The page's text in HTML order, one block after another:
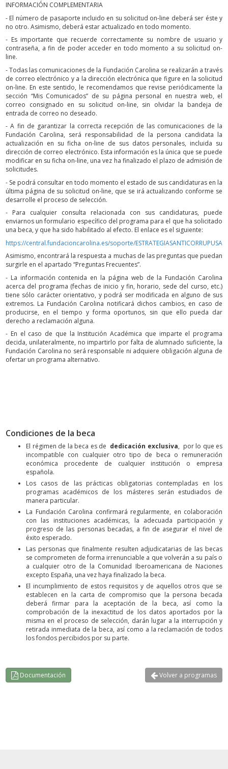
INFORMACIÓN COMPLEMENTARIA
- El número de pasaporte incluido en su solicitud on-line deberá ser éste y
no otro. Asimismo, deberá estar actualizado en todo momento.
- Es importante que recuerde correctamente su nombre de usuario y
contraseña, a fin de poder acceder en todo momento a su solicitud on-
line.
- Todas las comunicaciones de la Fundación Carolina se realizarán a través
de correo electrónico y a la dirección electrónica que figure en la solicitud
on-line. En este sentido, le recomendamos que revise periódicamente la
sección “Mis Comunicados” de su página personal en nuestra web, el
correo consignado en su solicitud on-line, sin olvidar la bandeja de
entrada de correo no deseado.
- A fin de garantizar la correcta recepción de las comunicaciones de la
Fundación Carolina, será responsabilidad de la persona candidata la
actualización en su ficha on-line de sus datos personales, incluida su
dirección de correo electrónico. Esta información es la única que se puede
modificar en su ficha on-line, una vez ha finalizado el plazo de admisión de
solicitudes.
- Se podrá consultar en todo momento el estado de sus candidaturas en la
última página de su solicitud on-line, que se irá actualizando conforme se
desarrolle el proceso de selección.
- Para cualquier consulta relacionada con sus candidaturas, puede
enviarnos un formulario específico del programa para el que ha solicitado
una beca, y que ha sido habilitado al efecto. El enlace es el siguiente:
https://central.fundacioncarolina.es/soporte/
Asimismo, encontrará la respuesta a muchas de las preguntas que puedan
surgirle en el apartado “Preguntas Frecuentes”.
- La información contenida en la página web de la Fundación Carolina
acerca del programa (fechas de inicio y fin, horario, sede del curso, etc.)
tiene sólo carácter orientativo, y podrá ser modificada en alguno de sus
extremos. La Fundación Carolina notificará dichos cambios, en caso de
producirse, en el tiempo y forma oportunos, sin que ello pueda dar
derecho a reclamación alguna.
- En el caso de que la Institución Académica que imparte el programa
decida, unilateralmente, no impartirlo por falta de alumnado suficiente, la
Fundación Carolina no será responsable ni adquiere obligación alguna de
ofertar un programa alternativo.
Condiciones de la beca
El régimen de la beca es de dedicación exclusiva, por lo que es
incompatible con cualquier otro tipo de beca o remuneración
económica procedente de cualquier institución o empresa
española.
Los casos de las prácticas obligatorias contempladas en los
programas académicos de los másteres serán estudiados de
manera particular.
La Fundación Carolina confirmará regularmente, en colaboración
con las instituciones académicas, la adecuada participación y
progreso de las personas becadas, a fin de asegurar el nivel de
éxito esperado.
Las personas que finalmente resulten adjudicatarias de las becas
se comprometen de forma irrenunciable a que volverán a su país o
a cualquier otro de la Comunidad Iberoamericana de Naciones
excepto España, una vez haya finalizado la beca.
El incumplimiento de estos requisitos y de aquellos otros que se
establecen en la carta de compromiso que la persona becada
deberá firmar para la aceptación de la beca, así como la
comprobación de la inexactitud de los datos aportados por la
misma en el proceso de selección, darán lugar a la interrupción y
retirada inmediata de la beca, así como a la reclamación de todos
los fondos percibidos por su parte.
Documentación Volver a programas